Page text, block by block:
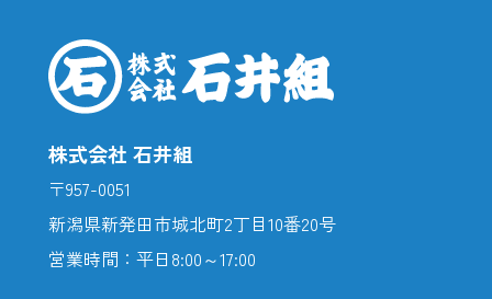
株式会社 石井組
〒957-0051
新潟県新発田市城北町2丁目10番20号
営業時間：平日8:00～17:00